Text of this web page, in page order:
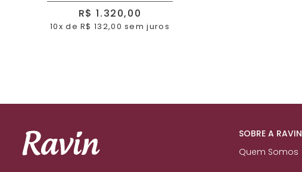
R$ 1.320,00
10x de R$ 132,00 sem juros
SOBRE A RAVIN
Quem Somos